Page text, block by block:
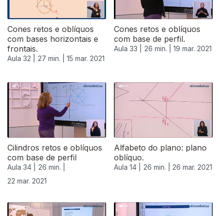
Cones retos e oblíquos
com bases horizontais e
frontais.
Aula 32 | 27 min. | 15 mar. 2021
Cones retos e oblíquos
com base de perfil.
Aula 33 | 26 min. | 19 mar. 2021
Cilindros retos e oblíquos
com base de perfil
Aula 34 |
26 min. |
22 mar. 2021
Alfabeto do plano: plano
oblíquo.
Aula 14 | 26 min. | 26 mar. 2021
532941